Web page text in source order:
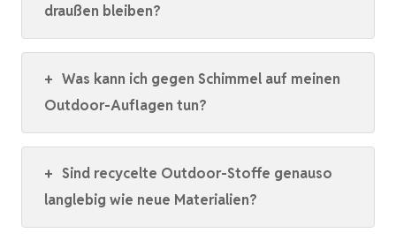
draußen bleiben?
+ Was kann ich gegen Schimmel auf meinen
Outdoor-Auflagen tun?
+ Sind recycelte Outdoor-Stoffe genauso
langlebig wie neue Materialien?